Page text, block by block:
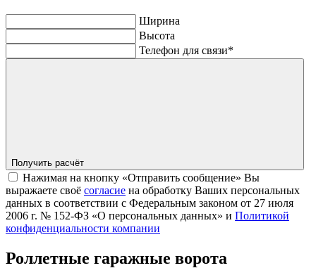
Ширина
Высота
Телефон для связи*
Получить расчёт
Нажимая на кнопку «Отправить сообщение» Вы
выражаете своё согласие на обработку Ваших персональных
данных в соответствии с Федеральным законом от 27 июля
2006 г. № 152-ФЗ «О персональных данных» и Политикой
конфиденциальности компании
Роллетные гаражные ворота